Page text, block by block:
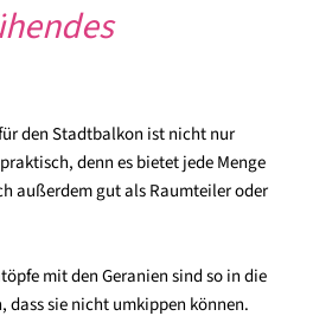
den Stadtbalkon ist nicht nur
denn es bietet jede Menge
außerdem gut als Raumteiler oder
mit den Geranien sind so in die
dass sie nicht umkippen können.